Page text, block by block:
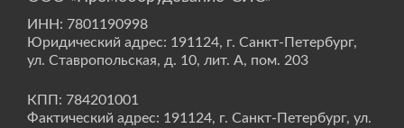
ИНН: 7801190998
Юридический адрес: 191124, г. Санкт-Петербург,
ул. Ставропольская, д. 10, лит. А, пом. 203
КПП: 784201001
Фактический адрес: 191124, г. Санкт-Петербург, ул.